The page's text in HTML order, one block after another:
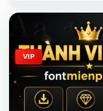
Giảm giá!
VIP